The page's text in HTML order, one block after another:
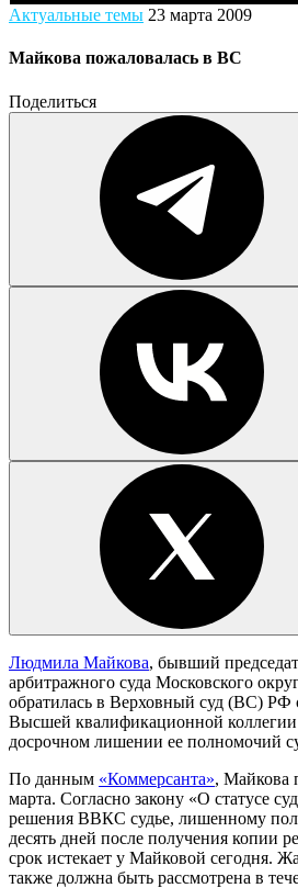
Актуальные темы 23 марта 2009
Майкова пожаловалась в ВС
Поделиться
Людмила Майкова, бывший
арбитражного суда Московского
обратилась в Верховный суд (ВС) РФ
Высшей квалификационной
досрочном лишении ее полномочий
По данным «Коммерсанта», Майкова
марта. Согласно закону «О статусе
решения ВВКС судье, лишенному
десять дней после получения копии
срок истекает у Майковой сегодня.
также должна быть рассмотрена в